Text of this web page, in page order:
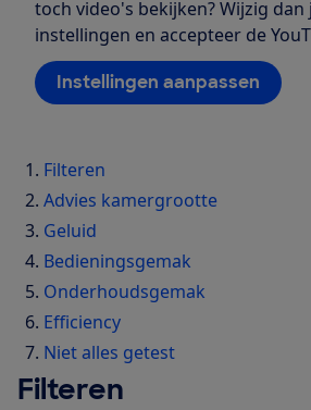
toch video's bekijken? Wijzig dan
instellingen en accepteer de
Instellingen aanpassen
Filteren
Advies kamergrootte
Geluid
Bedieningsgemak
Onderhoudsgemak
Efficiency
Niet alles getest
Filteren